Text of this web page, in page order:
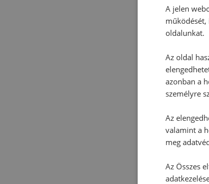
A jelen
működését,
oldalunkat.
Az oldal
azonban a
személyre
Az
valamint a
meg
Az Összes